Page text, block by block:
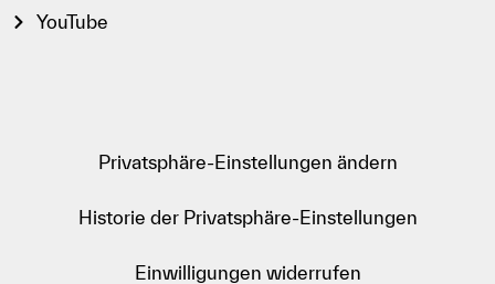
YouTube
Privatsphäre-Einstellungen ändern
Historie der Privatsphäre-Einstellungen
Einwilligungen widerrufen